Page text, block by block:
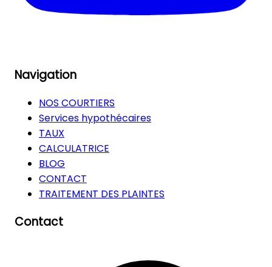
Navigation
NOS COURTIERS
Services hypothécaires
TAUX
CALCULATRICE
BLOG
CONTACT
TRAITEMENT DES PLAINTES
Contact